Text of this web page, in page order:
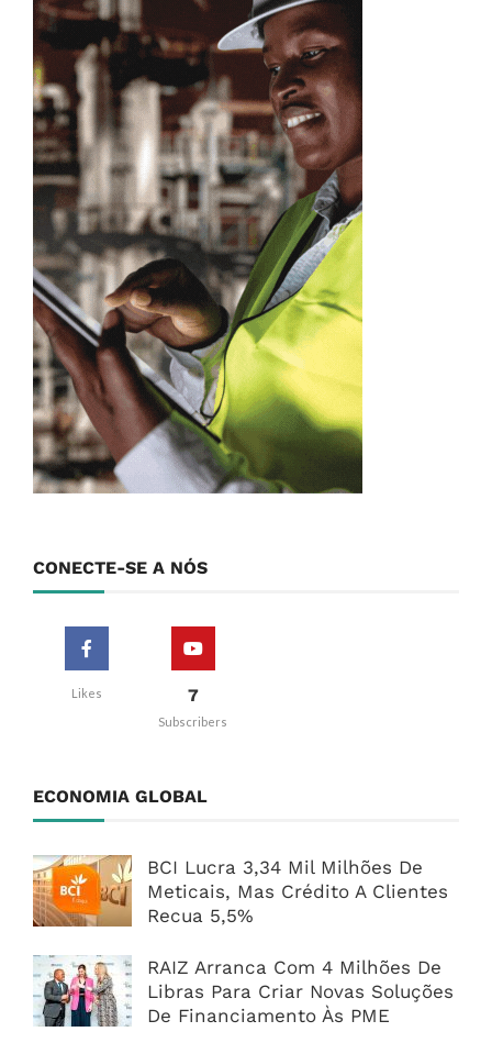
CONECTE-SE A NÓS
Likes 7
Subscribers
ECONOMIA GLOBAL
BCI Lucra 3,34 Mil Milhões De
Meticais, Mas Crédito A Clientes
Recua 5,5%
RAIZ Arranca Com 4 Milhões De
Libras Para Criar Novas Soluções
De Financiamento Às PME